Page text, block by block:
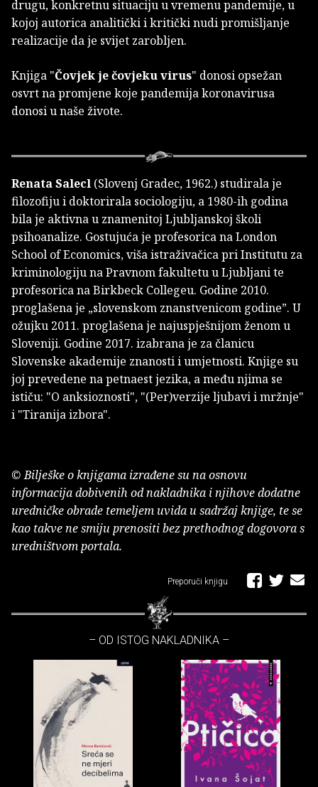
drugu, konkretnu situaciju u vremenu pandemije, u
kojoj autorica analitički i kritički nudi promišljanje
realizacije da je svijet zarobljen.
Knjiga "Čovjek je čovjeku virus" donosi opsežan
osvrt na promjene koje pandemija koronavirusa
donosi u naše živote.
Renata Salecl (Slovenj Gradec, 1962.) studirala je
filozofiju i doktorirala sociologiju, a 1980-ih godina
bila je aktivna u znamenitoj Ljubljanskoj školi
psihoanalize. Gostujuća je profesorica na London
School of Economics, viša istraživačica pri Institutu za
kriminologiju na Pravnom fakultetu u Ljubljani te
profesorica na Birkbeck Collegeu. Godine 2010.
proglašena je „slovenskom znanstvenicom godine”. U
ožujku 2011. proglašena je najuspješnijom ženom u
Sloveniji. Godine 2017. izabrana je za članicu
Slovenske akademije znanosti i umjetnosti. Knjige su
joj prevedene na petnaest jezika, a među njima se
ističu: "O anksioznosti", "(Per)verzije ljubavi i mržnje"
i "Tiranija izbora".
© Bilješke o knjigama izrađene su na osnovu
informacija dobivenih od nakladnika i njihove dodatne
uredničke obrade temeljem uvida u sadržaj knjige, te se
kao takve ne smiju prenositi bez prethodnog dogovora s
uredništvom portala.
Preporuči knjigu
– OD ISTOG NAKLADNIKA –